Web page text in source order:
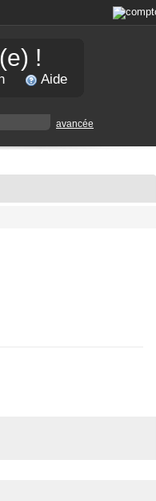
!
Aide
avancée